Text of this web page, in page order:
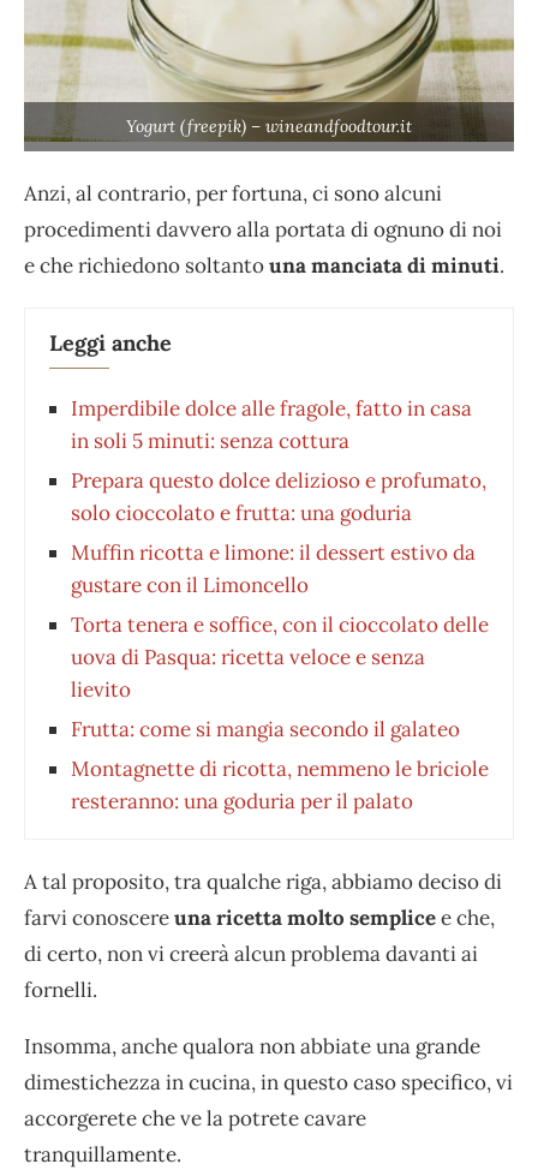
Yogurt (freepik) – wineandfoodtour.it
Anzi, al contrario, per fortuna, ci sono alcuni
procedimenti davvero alla portata di ognuno di noi
e che richiedono soltantouna manciata di minuti.
Leggi anche
Imperdibile dolce alle fragole, fatto in casa
in soli 5 minuti: senza cottura
Prepara questo dolce delizioso e profumato,
solo cioccolato e frutta: una goduria
Muffin ricotta e limone: il dessert estivo da
gustare con il Limoncello
Torta tenera e soffice, con il cioccolato delle
uova di Pasqua: ricetta veloce e senza
lievito
Frutta: come si mangia secondo il galateo
Montagnette di ricotta, nemmeno le briciole
resteranno: una goduria per il palato
A tal proposito, tra qualche riga, abbiamo deciso di
farvi conoscereuna ricetta molto semplicee che,
di certo, non vi creerà alcun problema davanti ai
fornelli.
Insomma, anche qualora non abbiate una grande
dimestichezza in cucina, in questo caso specifico, vi
accorgerete che ve la potrete cavare
tranquillamente.